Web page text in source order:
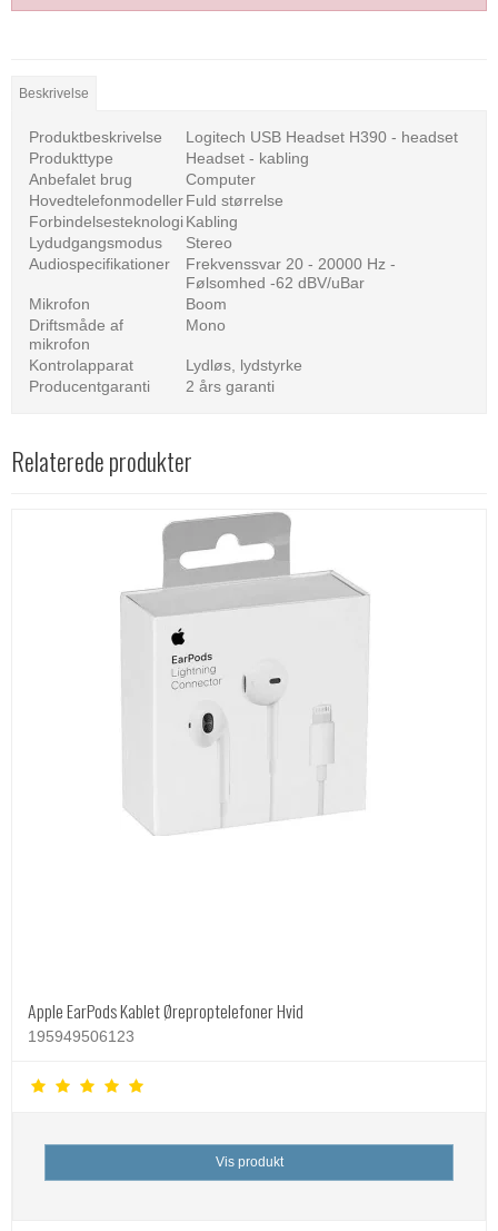
Beskrivelse
Produktbeskrivelse
Logitech USB Headset H390 - headset
Produkttype
Headset - kabling
Anbefalet brug
Computer
HovedtelefonmodellerFuld størrelse
Forbindelsesteknologi Kabling
Lydudgangsmodus
Stereo
Audiospecifikationer
Frekvenssvar 20 - 20000 Hz -
Følsomhed -62 dBV/uBar
Mikrofon
Boom
Driftsmåde af
mikrofon
Mono
Kontrolapparat
Lydløs, lydstyrke
Producentgaranti
2 års garanti
Relaterede produkter
Apple EarPods Kablet Øreproptelefoner Hvid
195949506123
Vis produkt